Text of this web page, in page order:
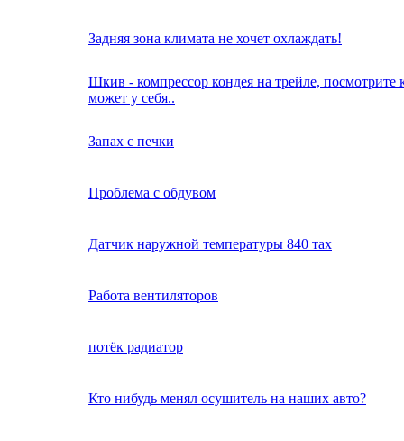
Задняя зона климата не хочет охлаждать!
Шкив - компрессор кондея на трейле, посмотрите
может у себя..
Запах с печки
Проблема с обдувом
Датчик наружной температуры 840 тах
Работа вентиляторов
потёк радиатор
Кто нибудь менял осушитель на наших авто?